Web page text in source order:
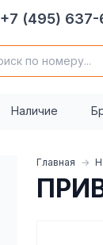
+7 (495)
Наличие
Главная